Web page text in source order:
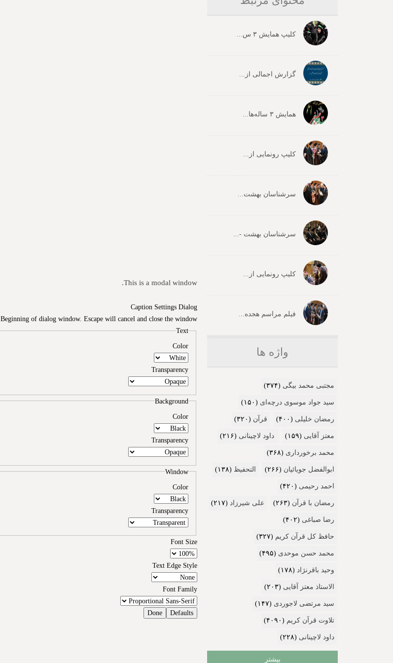
This is a modal window.
Caption Settings Dialog
Beginning of dialog window. Escape will cancel and close the window.
Text
Color
Transparency
Background
Color
Transparency
Window
Color
Transparency
Font Size
Text Edge Style
Font Family
Defaults
Done
کلیپ همایش ۳ س...
گزارش اجمالی از...
همایش ۳ ساله‌ها...
کلیپ رونمایی از...
سرشناسان بهشت...
سرشناسان بهشت -...
کلیپ رونمایی از...
فیلم مراسم هجده...
واژه ها
مجتبی محمد بیگی (۳۷۴)
سید جواد موسوی درچه‌ای (۱۵۰)
رمضان خلیلی (۴۰۰) قرآن (۳۲۰)
معتز آقایی (۱۵۹) داود لاچینانی (۲۱۶)
محمد برخورداری (۳۶۸)
ابوالفضل جویائیان (۲۶۶) التحفیظ (۱۳۸)
احمد رحیمی (۴۲۰)
رمضان با قرآن (۲۶۳) علی شیرزاد (۲۱۷)
رضا صباغی (۴۰۲)
حافظ کل قرآن کریم (۳۲۷)
محمد حسن موحدی (۴۹۵)
وحید باقرنژاد (۱۷۸)
الاستاذ معتز آقایی (۲۰۳)
سید مرتضی لاجوردی (۱۴۷)
تلاوت قرآن کریم (۴۰۹۰)
داود لاچینانی (۲۲۸)
بیشتر